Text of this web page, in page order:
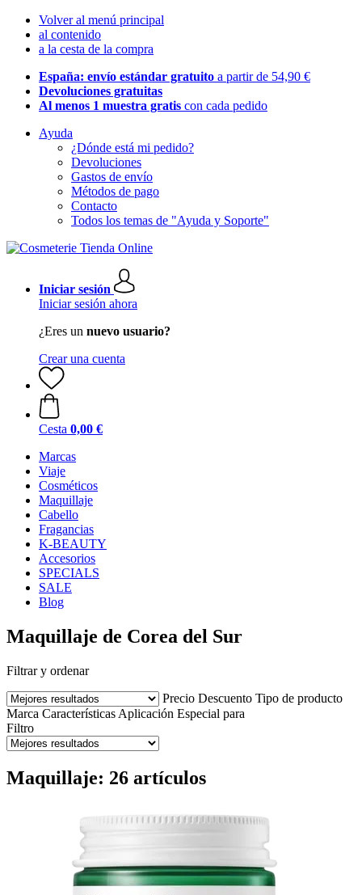
Volver al menú principal
al contenido
a la cesta de la compra
España: envío estándar gratuito a partir de 54,90 €
Devoluciones gratuitas
Al menos 1 muestra gratis con cada pedido
Ayuda
¿Dónde está mi pedido?
Devoluciones
Gastos de envío
Métodos de pago
Contacto
Todos los temas de "Ayuda y Soporte"
Iniciar sesión
Iniciar sesión ahora
¿Eres un nuevo usuario?
Crear una cuenta
Cesta 0,00 €
Marcas
Viaje
Cosméticos
Maquillaje
Cabello
Fragancias
K-BEAUTY
Accesorios
SPECIALS
SALE
Blog
Maquillaje de Corea del Sur
Filtrar y ordenar
Precio Descuento Tipo de producto
Marca Características Aplicación Especial para
Filtro
Maquillaje: 26 artículos